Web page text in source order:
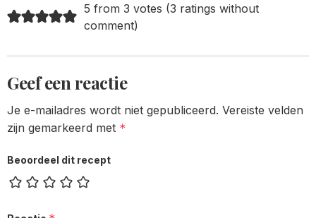
5 from 3 votes (3 ratings without
comment)
Geef een reactie
Je e-mailadres wordt niet gepubliceerd. Vereiste velden
zijn gemarkeerd met *
Beoordeel dit recept